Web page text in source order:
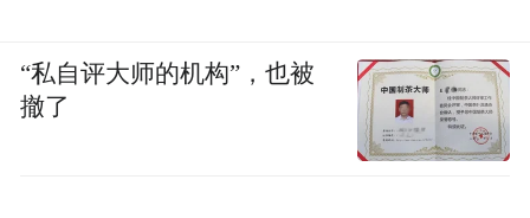
“私自评大师的机构”，也被
撤了